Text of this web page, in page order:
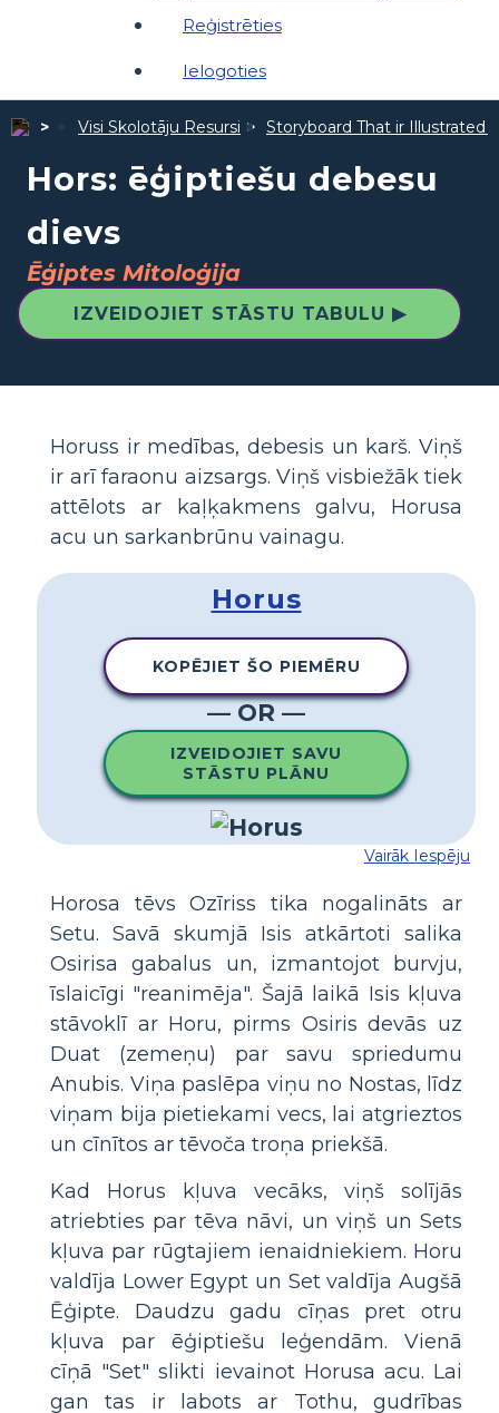
Reģistrēties
Ielogoties
Visi Skolotāju Resursi Storyboard That ir Illustrated
Hors: ēģiptiešu debesu
dievs
Ēģiptes Mitoloģija
IZVEIDOJIET STĀSTU TABULU ▶
Horuss ir medības, debesis un karš. Viņš
ir arī faraonu aizsargs. Viņš visbiežāk tiek
attēlots ar kaļķakmens galvu, Horusa
acu un sarkanbrūnu vainagu.
Horus
KOPĒJIET ŠO PIEMĒRU
— OR —
IZVEIDOJIET SAVU
STĀSTU PLĀNU
Vairāk Iespēju
Horosa tēvs Ozīriss tika nogalināts ar
Setu. Savā skumjā Isis atkārtoti salika
Osirisa gabalus un, izmantojot burvju,
īslaicīgi "reanimēja". Šajā laikā Isis kļuva
stāvoklī ar Horu, pirms Osiris devās uz
Duat (zemeņu) par savu spriedumu
Anubis. Viņa paslēpa viņu no Nostas, līdz
viņam bija pietiekami vecs, lai atgrieztos
un cīnītos ar tēvoča troņa priekšā.
Kad Horus kļuva vecāks, viņš solījās
atriebties par tēva nāvi, un viņš un Sets
kļuva par rūgtajiem ienaidniekiem. Horu
valdīja Lower Egypt un Set valdīja Augšā
Ēģipte. Daudzu gadu cīņas pret otru
kļuva par ēģiptiešu leģendām. Vienā
cīņā "Set" slikti ievainot Horusa acu. Lai
gan tas ir labots ar Tothu, gudrības